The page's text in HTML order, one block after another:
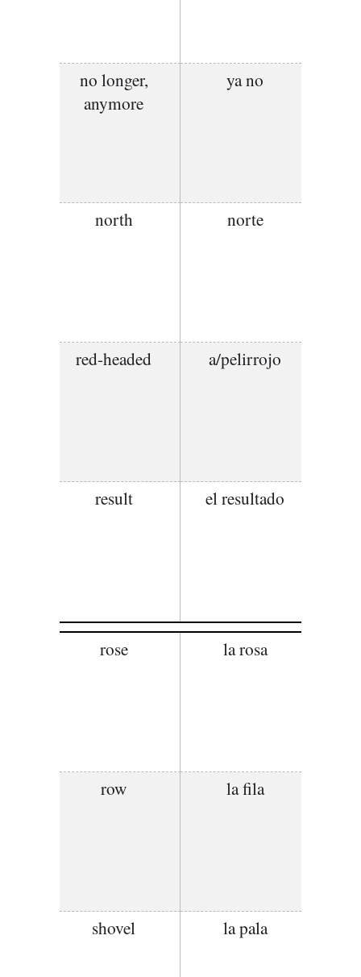
no longer,
anymore
ya no
north norte
red-headed a/pelirrojo
result el resultado
rose la rosa
row la fila
shovel la pala